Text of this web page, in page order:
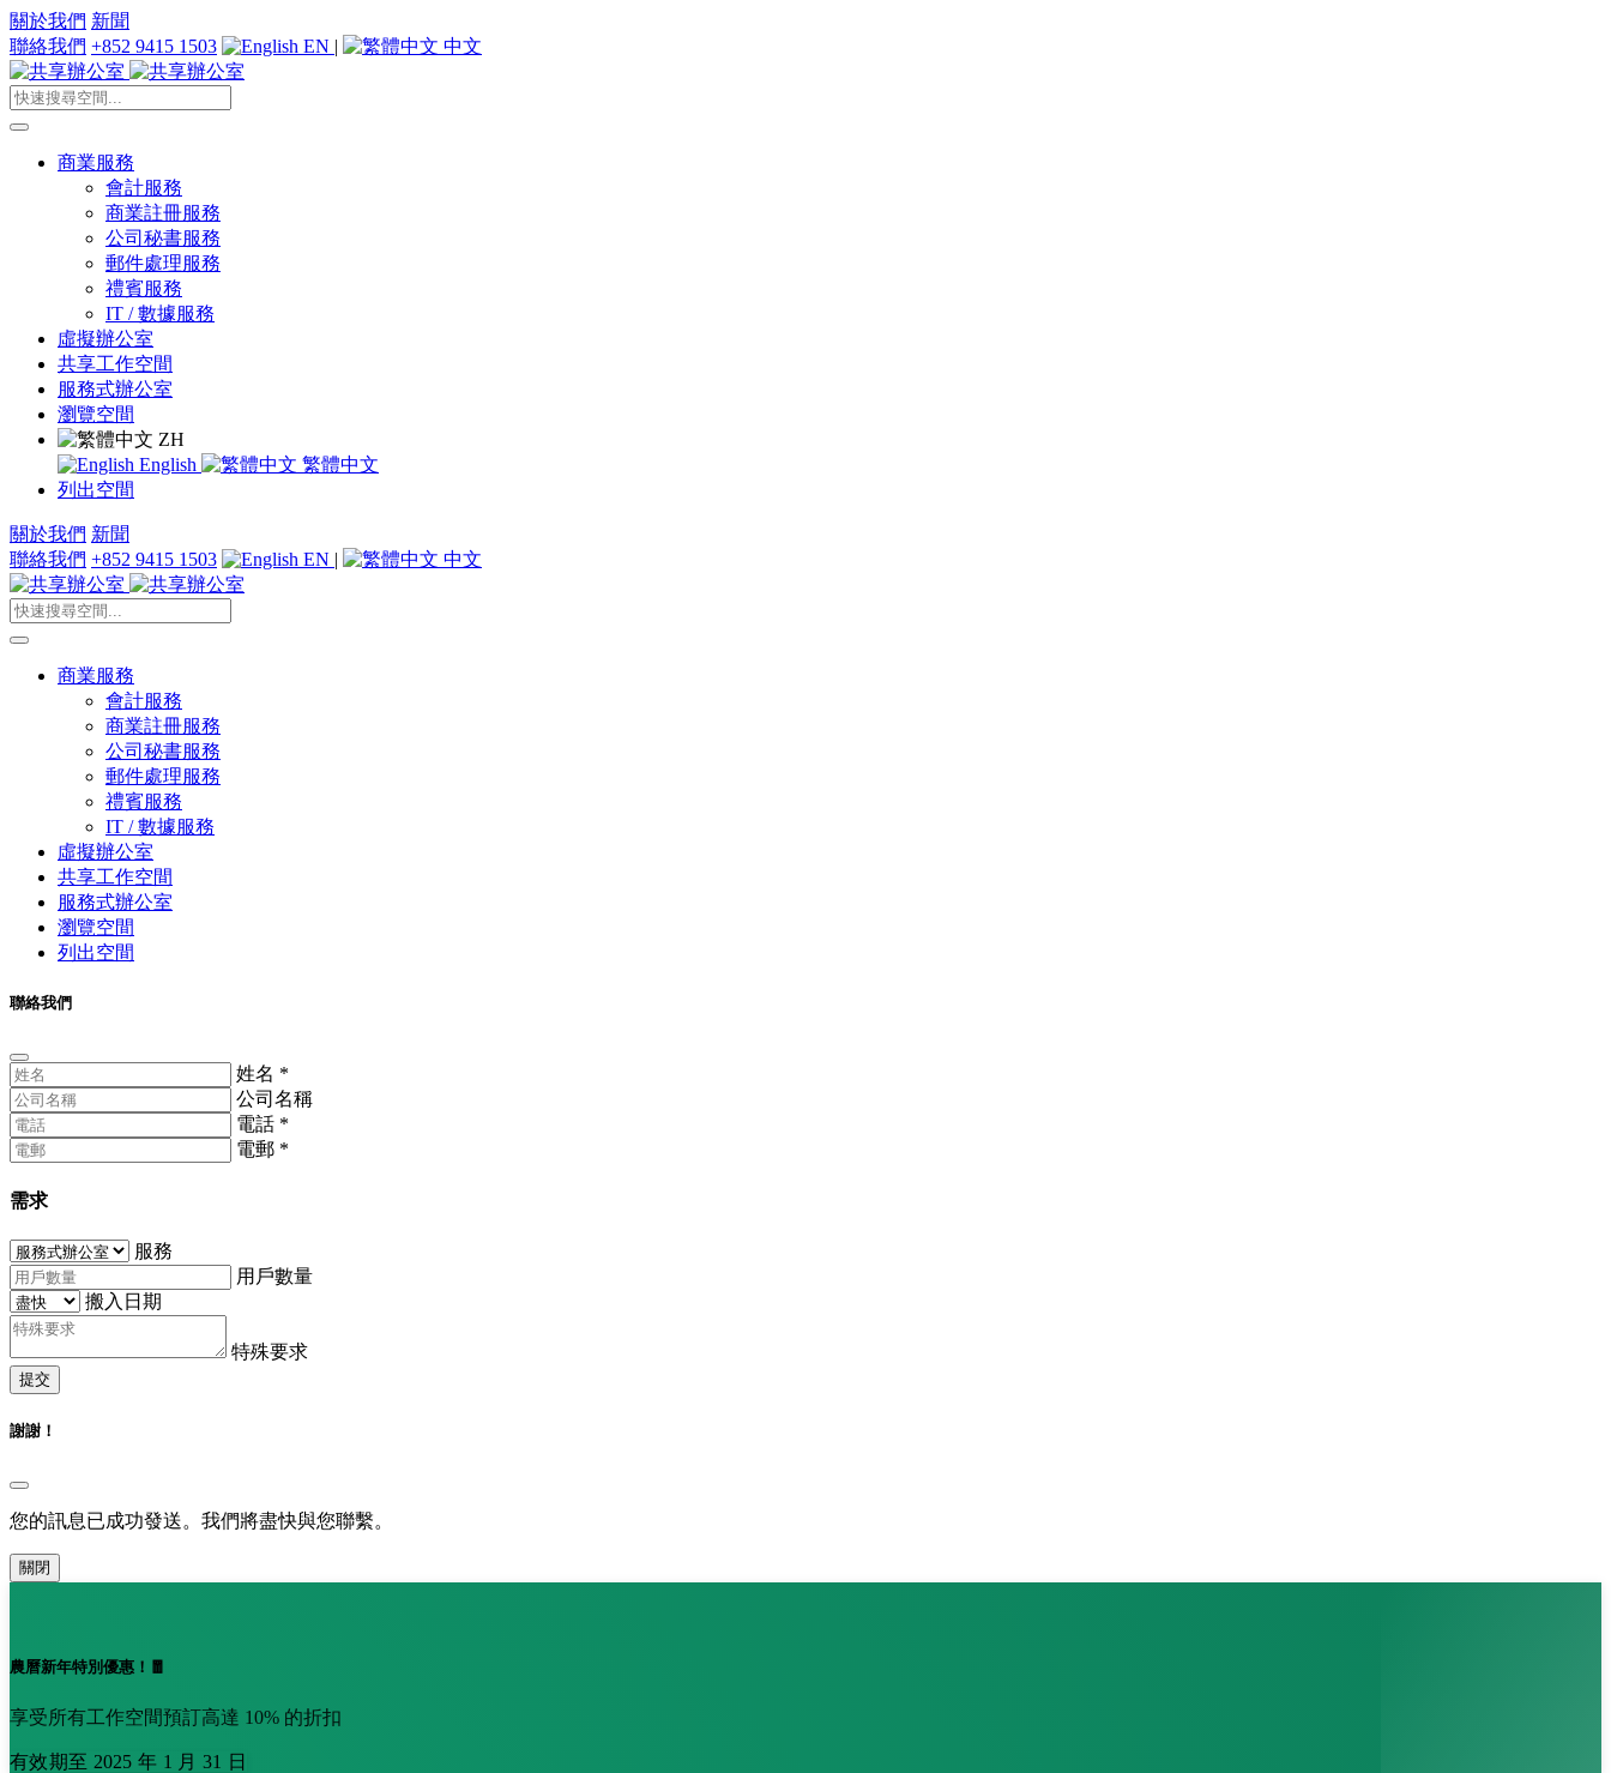
關於我們 新聞
聯絡我們 +852 9415 1503 EN | 中文
商業服務
會計服務
商業註冊服務
公司秘書服務
郵件處理服務
禮賓服務
IT / 數據服務
虛擬辦公室
共享工作空間
服務式辦公室
瀏覽空間
ZH
English
繁體中文
列出空間
關於我們 新聞
聯絡我們 +852 9415 1503 EN | 中文
商業服務
會計服務
商業註冊服務
公司秘書服務
郵件處理服務
禮賓服務
IT / 數據服務
虛擬辦公室
共享工作空間
服務式辦公室
瀏覽空間
列出空間
聯絡我們
姓名 *
公司名稱
電話 *
電郵 *
需求
服務
用戶數量
搬入日期
特殊要求
提交
謝謝！
您的訊息已成功發送。我們將盡快與您聯繫。
關閉
農曆新年特別優惠！🧧
享受所有工作空間預訂高達 10% 的折扣
有效期至 2025 年 1 月 31 日